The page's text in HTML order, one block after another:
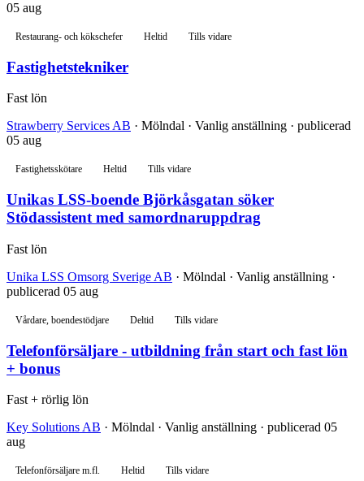
05 aug
Restaurang- och kökschefer Heltid Tills vidare
Fastighetstekniker
Fast lön
Strawberry Services AB · Mölndal · Vanlig anställning · publicerad
05 aug
Fastighetsskötare Heltid Tills vidare
Unikas LSS-boende Björkåsgatan söker
Stödassistent med samordnaruppdrag
Fast lön
Unika LSS Omsorg Sverige AB · Mölndal · Vanlig anställning ·
publicerad 05 aug
Vårdare, boendestödjare Deltid Tills vidare
Telefonförsäljare - utbildning från start och fast lön
+ bonus
Fast + rörlig lön
Key Solutions AB · Mölndal · Vanlig anställning · publicerad 05
aug
Telefonförsäljare m.fl. Heltid Tills vidare